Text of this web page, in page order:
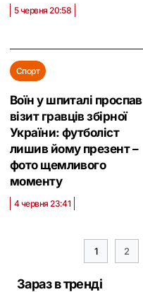
5 червня 20:58
Спорт
Воїн у шпиталі проспав
візит гравців збірної
України: футболіст
лишив йому презент –
фото щемливого
моменту
4 червня 23:41
1 2
Зараз в тренді